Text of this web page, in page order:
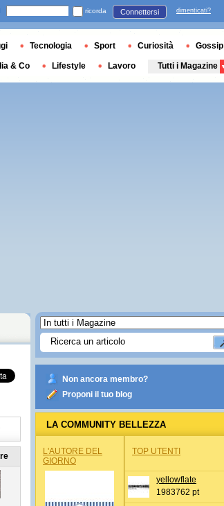
Non ancora membro?
Proponi il tuo blog
LA COMMUNITY BELLEZZA
L'AUTORE DEL
GIORNO
TOP UTENTI
yellowflate
1983762 pt
ricorda Connettersi dimenticati?
Tecnologia Sport Curiosità Gossip
& Co Lifestyle Lavoro Tutti i Magazine